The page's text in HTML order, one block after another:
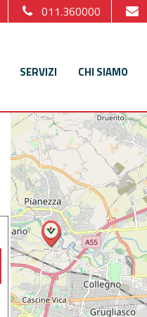
SERVIZI CHI SIAMO
011.360000